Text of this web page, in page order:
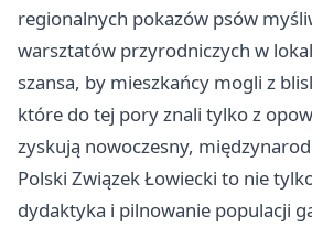
regionalnych pokazów psów
warsztatów przyrodniczych w
szansa, by mieszkańcy mogli z
które do tej pory znali tylko z
zyskują nowoczesny,
Polski Związek Łowiecki to nie
dydaktyka i pilnowanie populacji